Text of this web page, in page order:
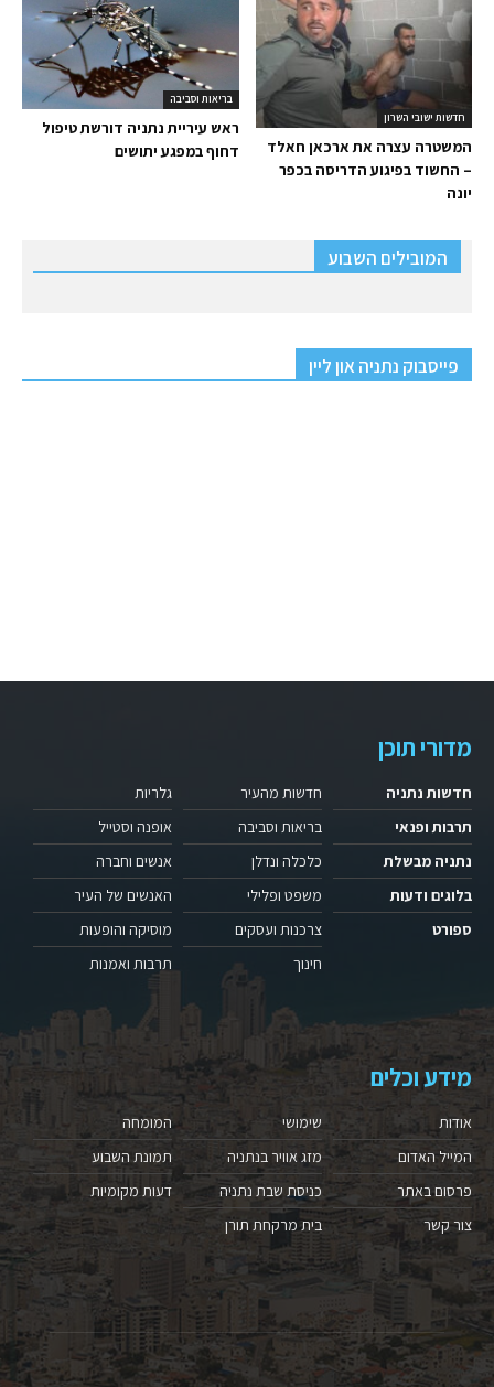
בריאות וסביבה
ראש עיריית נתניה דורשת טיפול
דחוף במפגע יתושים
חדשות ישובי השרון
המשטרה עצרה את ארכאן חאלד
– החשוד בפיגוע הדריסה בכפר
יונה
המובילים השבוע
פייסבוק נתניה און ליין
מדורי תוכן
חדשות נתניה
תרבות ופנאי
נתניה מבשלת
בלוגים ודעות
ספורט
חדשות מהעיר
בריאות וסביבה
כלכלה ונדלן
משפט ופלילי
צרכנות ועסקים
חינוך
גלריות
אופנה וסטייל
אנשים וחברה
האנשים של העיר
מוסיקה והופעות
תרבות ואמנות
מידע וכלים
אודות
המייל האדום
פרסום באתר
צור קשר
שימושי
מזג אוויר בנתניה
כניסת שבת נתניה
בית מרקחת תורן
המומחה
תמונת השבוע
דעות מקומיות